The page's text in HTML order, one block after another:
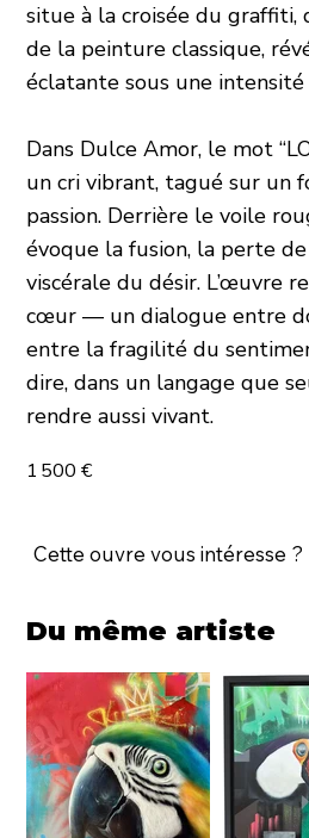
situe à la croisée du graffiti,
de la peinture classique,
éclatante sous une
Dans Dulce Amor, le mot
un cri vibrant, tagué sur un
passion. Derrière le voile
évoque la fusion, la perte
viscérale du désir. L’œuvre
cœur — un dialogue entre
entre la fragilité du
dire, dans un langage que
rendre aussi vivant.
1 500 €
Cette ouvre vous intéresse ?
Du même artiste